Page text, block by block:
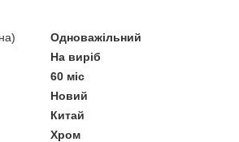
Одноважільний
На виріб
60 міс
Новий
Китай
Хром